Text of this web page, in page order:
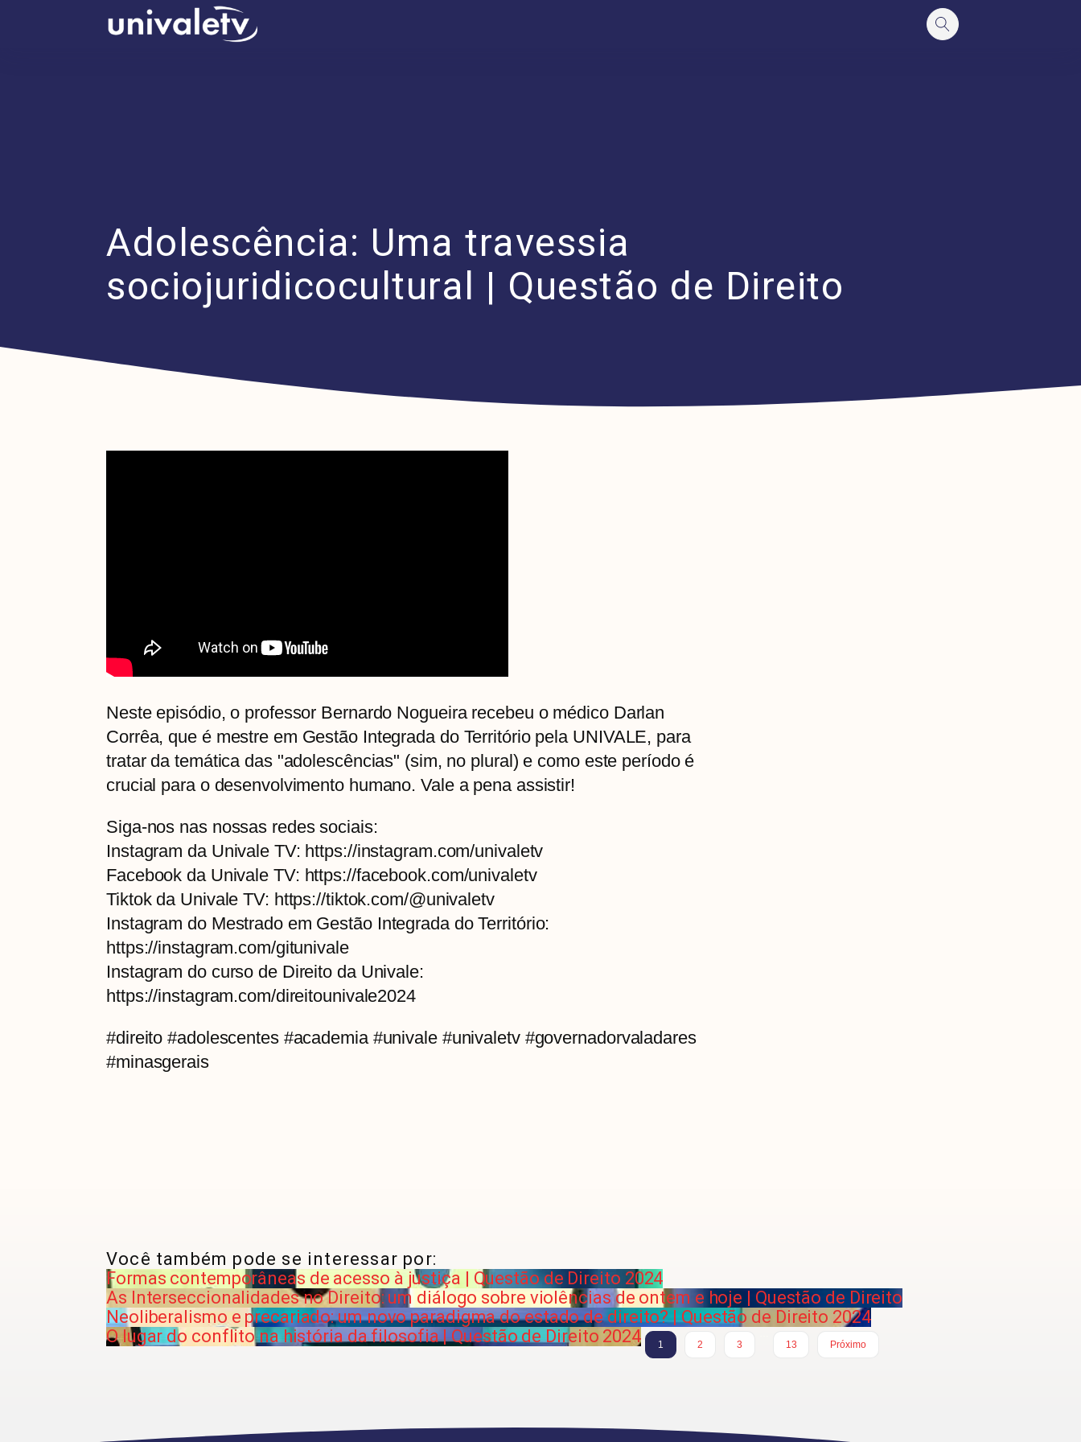
Adolescência: Uma travessia
sociojuridicocultural | Questão de Direito
Neste episódio, o professor Bernardo Nogueira recebeu o médico Darlan
Corrêa, que é mestre em Gestão Integrada do Território pela UNIVALE, para
tratar da temática das "adolescências" (sim, no plural) e como este período é
crucial para o desenvolvimento humano. Vale a pena assistir!
Siga-nos nas nossas redes sociais:
Instagram da Univale TV: https://instagram.com/univaletv
Facebook da Univale TV: https://facebook.com/univaletv
Tiktok da Univale TV: https://tiktok.com/@univaletv
Instagram do Mestrado em Gestão Integrada do Território:
https://instagram.com/gitunivale
Instagram do curso de Direito da Univale:
https://instagram.com/direitounivale2024
#direito #adolescentes #academia #univale #univaletv #governadorvaladares
#minasgerais
Você também pode se interessar por:
Formas contemporâneas de acesso à justiça | Questão de Direito 2024
As Interseccionalidades no Direito: um diálogo sobre violências de ontem e hoje | Questão de Direito
Neoliberalismo e precariado: um novo paradigma do estado de direito? | Questão de Direito 2024
O lugar do conflito na história da filosofia | Questão de Direito 2024
1 2 3
13
Próximo